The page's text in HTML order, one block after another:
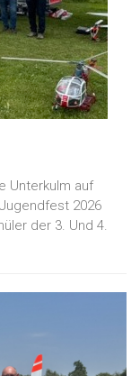
Unterkulm auf
2026
der 3. Und 4.